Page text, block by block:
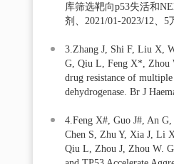
库筛选靶向p53失活和
剂、2021/01-2023/12、
3.Zhang J, Shi F, Liu X,
G, Qiu L, Feng X*, Zhou
drug resistance of
dehydrogenase. Br J
4.Feng X#, Guo J#, An
Chen S, Zhu Y, Xia J, Li
Qiu L, Zhou J, Zhou W.